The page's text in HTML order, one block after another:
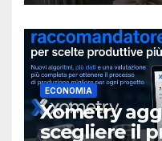
ECONOMIA
Xometry
scegliere il